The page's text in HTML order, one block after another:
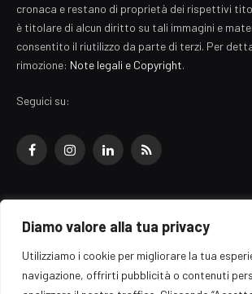
Diamo valore alla tua privacy
Utilizziamo i cookie per migliorare la tua
navigazione, offrirti pubblicità o contenuti
cronaca e restano di proprietà dei rispettivi
è titolare di alcun diritto su tali immagini e
consentito il riutilizzo da parte di terzi. Per
rimozione: Note legali e Copyright.
Seguici su:
FacebookInstagramLinkedInRSS
© 2026 EZ Rome Designed by
Il portale EZ Rome e' una testata giornalistica di
registrata al tribunale di Roma -